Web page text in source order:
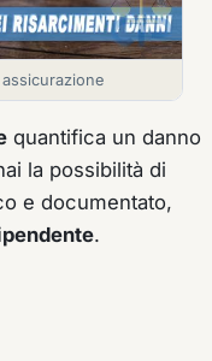
quantifica un danno
la possibilità di
e documentato,
.